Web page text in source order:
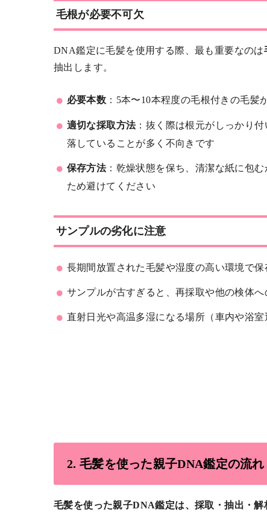
毛根が必要不可欠
DNA鑑定に毛髪を使用する際、最も重要なのは
抽出します。
必要本数 ：5本〜10本程度の毛根付きの毛髪
適切な採取方法：抜く際は根元がしっかり
落していることが多く不向きです
保存方法：乾燥状態を保ち、清潔な紙に包
ため避けてください
サンプルの劣化に注意
長期間放置された毛髪や湿度の高い環境で
サンプルが古すぎると、再採取や他の検体
直射日光や高温多湿になる場所（車内や浴
2. 毛髪を使った親子DNA鑑定の流れ
毛髪を使った親子DNA鑑定は、採取・抽出・解